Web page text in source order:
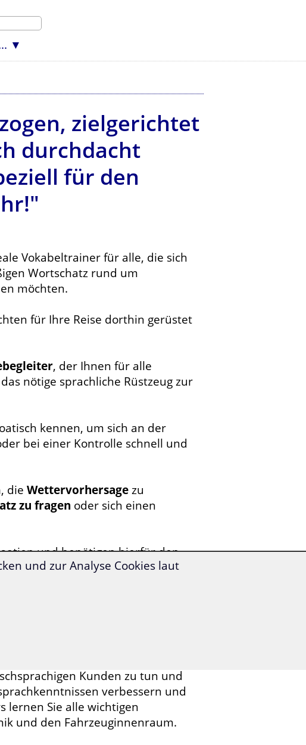
zielgerichtet
durchdacht
für den
Vokabeltrainer für alle, die sich
Wortschatz rund um
möchten.
für Ihre Reise dorthin gerüstet
, der Ihnen für alle
nötige sprachliche Rüstzeug zur
kennen, um sich an der
bei einer Kontrolle schnell und
die Wettervorhersage zu
zu fragen oder sich einen
und benötigen hierfür den
Hilfe zu bekommen oder den
Kunden zu tun und
verbessern und
lernen Sie alle wichtigen
und den Fahrzeuginnenraum.
und zur Analyse Cookies laut